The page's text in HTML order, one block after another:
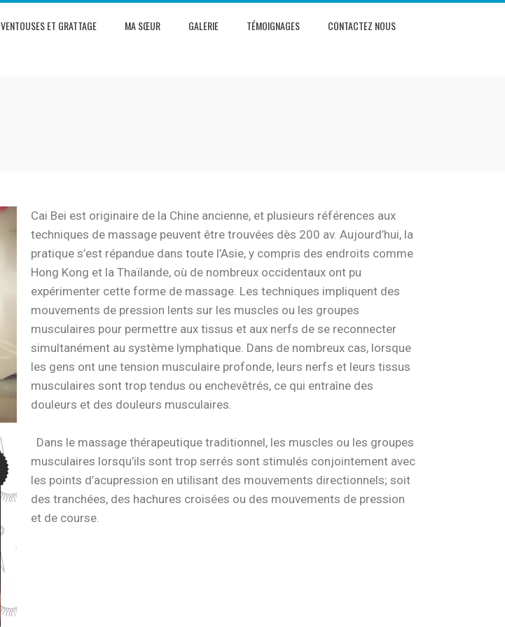
VENTOUSES ET GRATTAGE MA SŒUR GALERIE TÉMOIGNAGES
CONTACTEZ NOUS
Cai Bei est originaire de la Chine ancienne, et plusieurs références aux
techniques de massage peuvent être trouvées dès 200 av. Aujourd’hui, la
pratique s’est répandue dans toute l’Asie, y compris des endroits comme
Hong Kong et la Thaïlande, où de nombreux occidentaux ont pu
expérimenter cette forme de massage. Les techniques impliquent des
mouvements de pression lents sur les muscles ou les groupes
musculaires pour permettre aux tissus et aux nerfs de se reconnecter
simultanément au système lymphatique. Dans de nombreux cas, lorsque
les gens ont une tension musculaire profonde, leurs nerfs et leurs tissus
musculaires sont trop tendus ou enchevêtrés, ce qui entraîne des
douleurs et des douleurs musculaires.
Dans le massage thérapeutique traditionnel, les muscles ou les groupes
musculaires lorsqu’ils sont trop serrés sont stimulés conjointement avec
les points d’acupression en utilisant des mouvements directionnels; soit
des tranchées, des hachures croisées ou des mouvements de pression
et de course.